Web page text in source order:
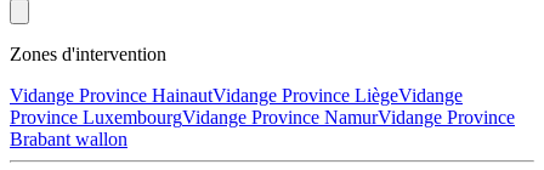
Zones d'intervention
Vidange Province HainautVidange Province LiègeVidange
Province LuxembourgVidange Province NamurVidange Province
Brabant wallon